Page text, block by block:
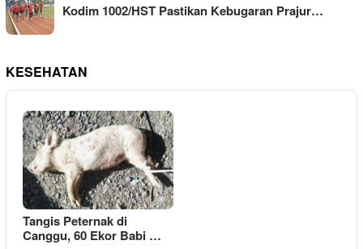
Kodim 1002/HST Pastikan Kebugaran Prajur…
KESEHATAN
Tangis Peternak di
Canggu, 60 Ekor Babi …